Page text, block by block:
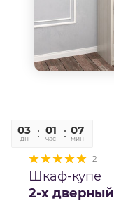
03
дн
01
час
07
мин
2
Шкаф-купе
2-х дверный